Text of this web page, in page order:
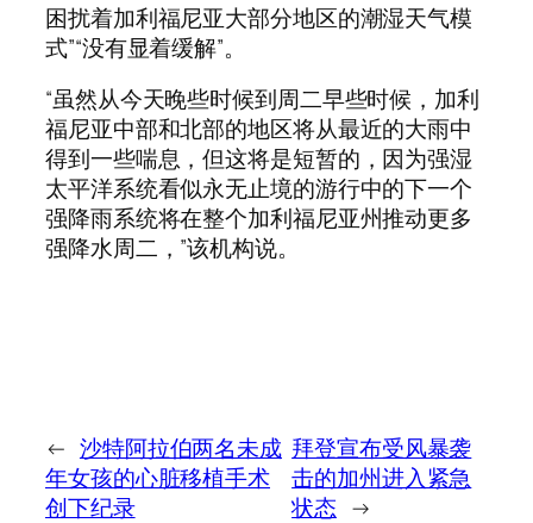
困扰着加利福尼亚大部分地区的潮湿天气模
式”“没有显着缓解”。
“虽然从今天晚些时候到周二早些时候，加利
福尼亚中部和北部的地区将从最近的大雨中
得到一些喘息，但这将是短暂的，因为强湿
太平洋系统看似永无止境的游行中的下一个
强降雨系统将在整个加利福尼亚州推动更多
强降水周二，”该机构说。
← 沙特阿拉伯两名未成
年女孩的心脏移植手术
创下纪录
拜登宣布受风暴袭
击的加州进入紧急
状态 →